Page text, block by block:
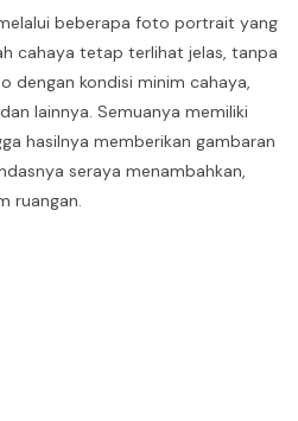
beberapa foto portrait yang
cahaya tetap terlihat jelas, tanpa
dengan kondisi minim cahaya,
lainnya. Semuanya memiliki
hasilnya memberikan gambaran
seraya menambahkan,
ruangan.